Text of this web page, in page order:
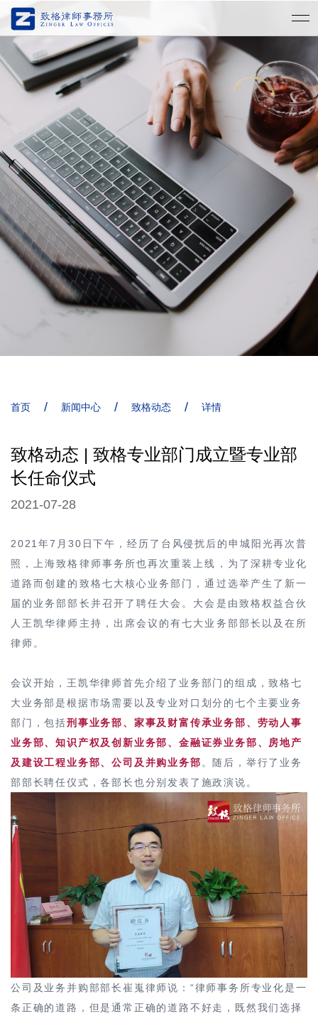
首页 / 新闻中心 / 致格动态 / 详情
致格动态 | 致格专业部门成立暨专业部
长任命仪式
2021-07-28
2021年7 月 30 日下午，经历了台风侵扰后的申城阳光再次普
照，上海致格律师事务所也再次重装上线，为了深耕专业化
道路而创建的致格七大核心业务部门，通过选举产生了新一
届的业务部部长并召开了聘任大会。 大会是由致格权益合伙
人王凯华律师主持，出席会议的有七大业务部部长以及在所
律师。
会议开始，王凯华律师首先介绍了业务部门的组成，致格七
大业务部是根据市场需要以及专业对口划分的七个主要业务
部门，包括刑事业务部、家事及财富传承业务部、劳动人事
业务部、知识产权及创新业务部、金融证券业务部、房地产
及建设工程业务部、公司及并购业务部 。随后，举行了业务
部部长聘任仪式，各部长也分别发表了施政演说。
公司及业务并购部部长崔嵬律师说：“律师事务所专业化是一
条正确的道路，但是通常正确的道路不好走，既然我们选择